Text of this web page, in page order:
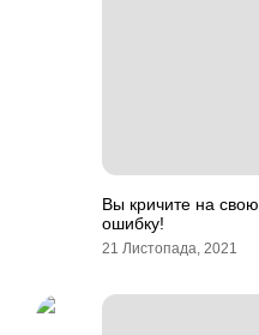
Вы кричите на
ошибку!
21 Листопада, 2021